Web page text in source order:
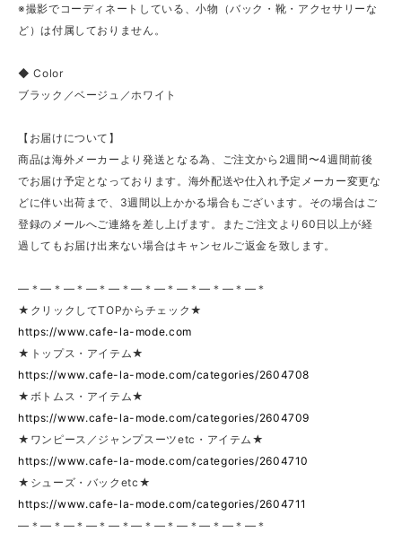
※撮影でコーディネートしている、小物（バック・靴・アクセサリーな
ど）は付属しておりません。
◆ Color
ブラック／ベージュ／ホワイト
【お届けについて】
商品は海外メーカーより発送となる為、ご注文から2週間〜4週間前後
でお届け予定となっております。海外配送や仕入れ予定メーカー変更な
どに伴い出荷まで、3週間以上かかる場合もございます。その場合はご
登録のメールへご連絡を差し上げます。またご注文より60日以上が経
過してもお届け出来ない場合はキャンセルご返金を致します。
—＊—＊—＊—＊—＊—＊—＊—＊—＊—＊—＊
★クリックしてTOPからチェック★
https://www.cafe-la-mode.com
★トップス・アイテム★
https://www.cafe-la-mode.com/categories/2604708
★ボトムス・アイテム★
https://www.cafe-la-mode.com/categories/2604709
★ワンピース／ジャンプスーツetc・アイテム★
https://www.cafe-la-mode.com/categories/2604710
★シューズ・バックetc★
https://www.cafe-la-mode.com/categories/2604711
—＊—＊—＊—＊—＊—＊—＊—＊—＊—＊—＊